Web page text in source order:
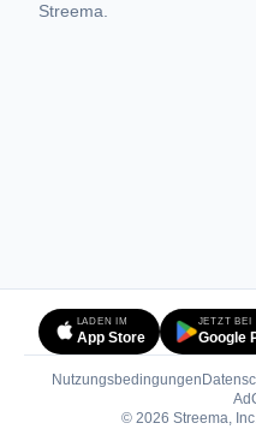
Streema.
LADEN IM
App Store
JETZT BEI
Google
Nutzungsbedingungen
© 2026 Streema,